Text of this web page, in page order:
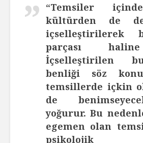
“Temsiler
kültürden de
içselleştirilerek
parçası
İçselleştirilen
benliği söz
temsillerde içkin
de
yoğurur. Bu
egemen olan
psikolojik